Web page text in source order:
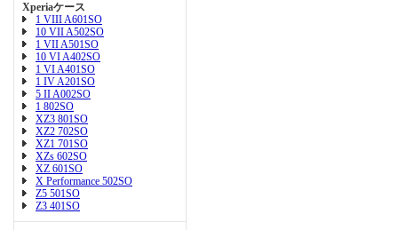
Xperiaケース
1 VIII A601SO
10 VII A502SO
1 VII A501SO
10 VI A402SO
1 VI A401SO
1 IV A201SO
5 II A002SO
1 802SO
XZ3 801SO
XZ2 702SO
XZ1 701SO
XZs 602SO
XZ 601SO
X Performance 502SO
Z5 501SO
Z3 401SO